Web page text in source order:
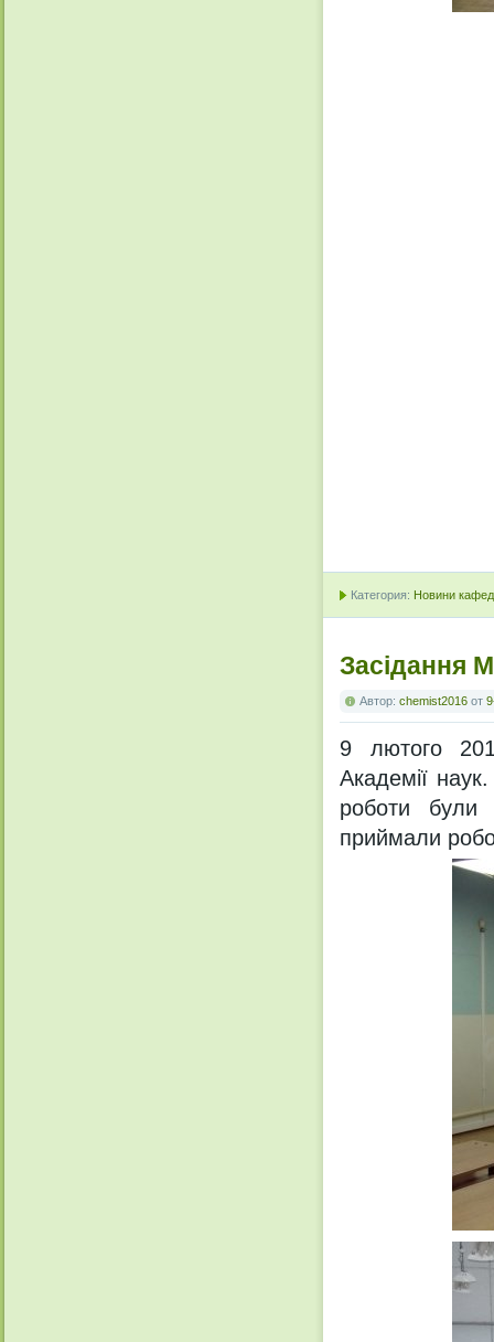
Категория: Новини
Засідання
Автор: chemist2016 от
9 лютого
Академії
роботи були
приймали